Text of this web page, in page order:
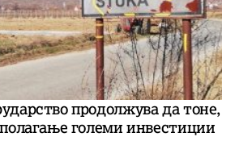
продолжува да тоне,
големи инвестиции